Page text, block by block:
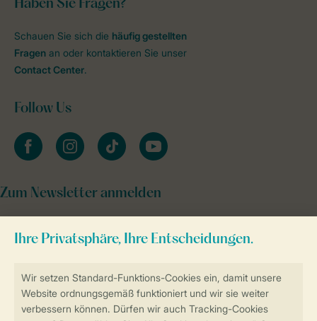
Sicher und schnell zur Online-Buchung
Haben Sie Fragen?
Schauen Sie sich die häufig gestellten
Fragen an oder kontaktieren Sie unser
Contact Center.
Follow Us
facebookinstagramtiktok youtube
Zum Newsletter anmelden